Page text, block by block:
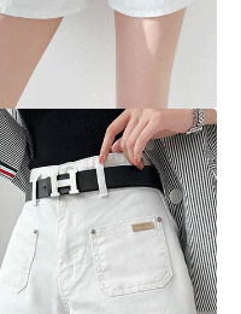
엔프 베이직 반바지
▨리미티드 고별전 30%▨
pt4370 [26~29] 3color
30% 49,900원